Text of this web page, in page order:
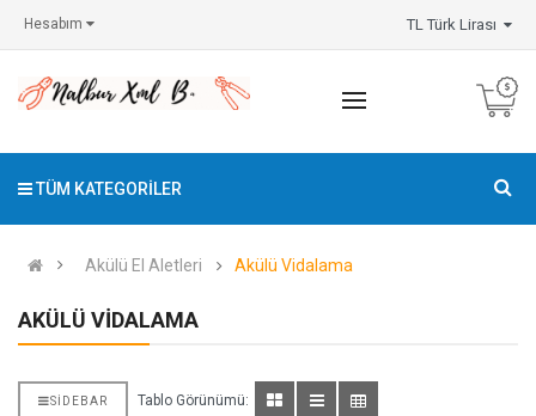
Hesabım
TÜM KATEGORILER
Akülü El Aletleri Akülü Vidalama
AKÜLÜ VIDALAMA
SIDEBAR Tablo Görünümü: